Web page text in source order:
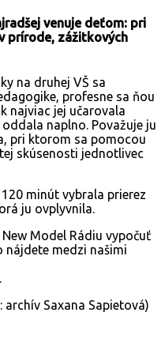
venuje deťom: pri
prírode, zážitkových
na druhej VŠ sa
profesne sa ňou
najviac jej učarovala
naplno. Považuje ju
pri ktorom sa pomocou
skúsenosti jednotlivec
minút vybrala prierez
ju ovplyvnila.
Model Rádiu vypočuť
nájdete medzi našimi
Saxana Sapietová)